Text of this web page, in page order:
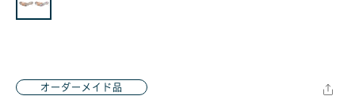
オーダーメイド品